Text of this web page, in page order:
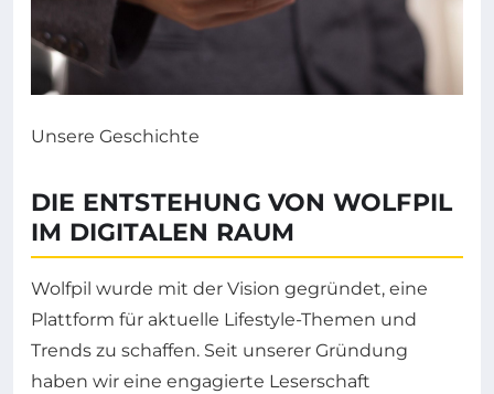
Unsere Geschichte
DIE ENTSTEHUNG VON WOLFPIL
IM DIGITALEN RAUM
Wolfpil wurde mit der Vision gegründet, eine
Plattform für aktuelle Lifestyle-Themen und
Trends zu schaffen. Seit unserer Gründung
haben wir eine engagierte Leserschaft